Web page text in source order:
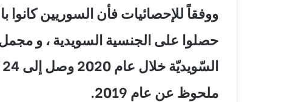
ووفقاً للإحصائيات فأن السوريين كانوا
حصلوا على الجنسية السويدية ، و
السّويديّة خلال عام 2020 وصل إلى 24 ألف و472 مهاجر سوري وهو ارتفاعٌ
ملحوظ عن عام 2019.